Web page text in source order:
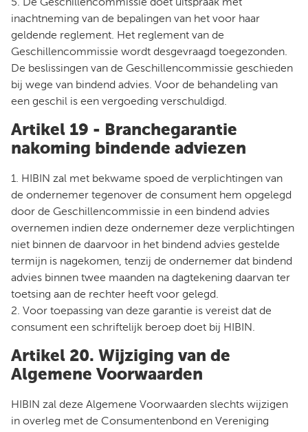
5. De Geschillencommissie doet uitspraak met
inachtneming van de bepalingen van het voor haar
geldende reglement. Het reglement van de
Geschillencommissie wordt desgevraagd toegezonden.
De beslissingen van de Geschillencommissie geschieden
bij wege van bindend advies. Voor de behandeling van
een geschil is een vergoeding verschuldigd.
Artikel 19 - Branchegarantie
nakoming bindende adviezen
1. HIBIN zal met bekwame spoed de verplichtingen van
de ondernemer tegenover de consument hem opgelegd
door de Geschillencommissie in een bindend advies
overnemen indien deze ondernemer deze verplichtingen
niet binnen de daarvoor in het bindend advies gestelde
termijn is nagekomen, tenzij de ondernemer dat bindend
advies binnen twee maanden na dagtekening daarvan ter
toetsing aan de rechter heeft voor gelegd.
2. Voor toepassing van deze garantie is vereist dat de
consument een schriftelijk beroep doet bij HIBIN.
Artikel 20. Wijziging van de
Algemene Voorwaarden
HIBIN zal deze Algemene Voorwaarden slechts wijzigen
in overleg met de Consumentenbond en Vereniging